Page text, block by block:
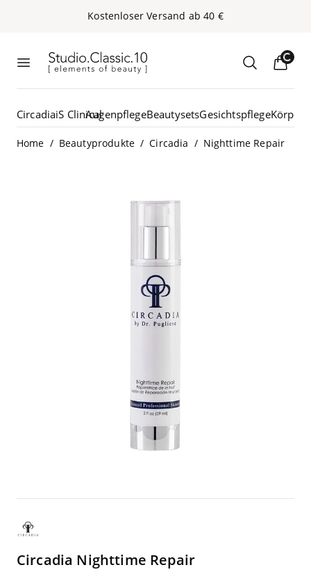
Kos­ten­lo­ser Ver­sand ab40 €
Studio.Classic.10
Loading...
CircadiaiS ClinicalAugenpflegeBeautysetsGesichtspflege
Home / Beautyprodukte / Circadia / Nighttime Repair
Circadia Night­ti­me Repair